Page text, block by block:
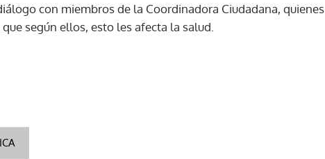
a nuestro boletín.
con miembros de la Coordinadora Ciudadana, quienes
según ellos, esto les afecta la salud.